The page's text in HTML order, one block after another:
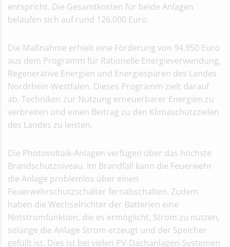
entspricht. Die Gesamtkosten für beide Anlagen
belaufen sich auf rund 126.000 Euro.
Die Maßnahme erhielt eine Förderung von 94.950 Euro
aus dem Programm für Rationelle Energieverwendung,
Regenerative Energien und Energiesparen des Landes
Nordrhein-Westfalen. Dieses Programm zielt darauf
ab, Techniken zur Nutzung erneuerbarer Energien zu
verbreiten und einen Beitrag zu den Klimaschutzzielen
des Landes zu leisten.
Die Photovoltaik-Anlagen verfügen über das höchste
Brandschutzniveau. Im Brandfall kann die Feuerwehr
die Anlage problemlos über einen
Feuerwehrschutzschalter fernabschalten. Zudem
haben die Wechselrichter der Batterien eine
Notstromfunktion, die es ermöglicht, Strom zu nutzen,
solange die Anlage Strom erzeugt und der Speicher
gefüllt ist. Dies ist bei vielen PV-Dachanlagen-Systemen